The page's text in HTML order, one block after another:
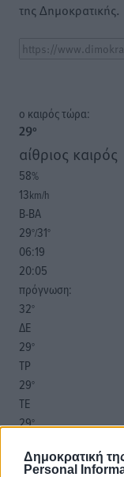
Δημοκρατική
Personal
της Δημοκρατικής.
o καιρός τώρα:
29°
αίθριος καιρός
58%
13km/h
Β-ΒΑ
29°/31°
06:19
20:05
πρόγνωση:
32°
ΔΕ
29°
ΤΡ
29°
ΤΕ
29°